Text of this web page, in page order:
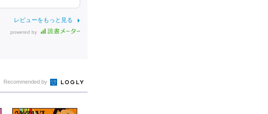
レビューをもっと見る
powered by
Recommended by